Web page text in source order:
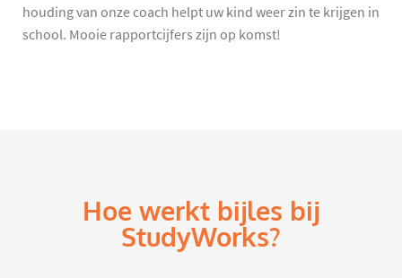
houding van onze coach helpt uw kind weer zin te krijgen in
school. Mooie rapportcijfers zijn op komst!
Hoe werkt bijles bij
StudyWorks?